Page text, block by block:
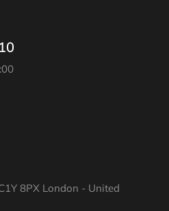
8PX London - United